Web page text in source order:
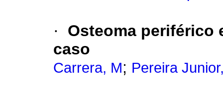
·
Osteoma periférico
caso
Carrera, M; Pereira